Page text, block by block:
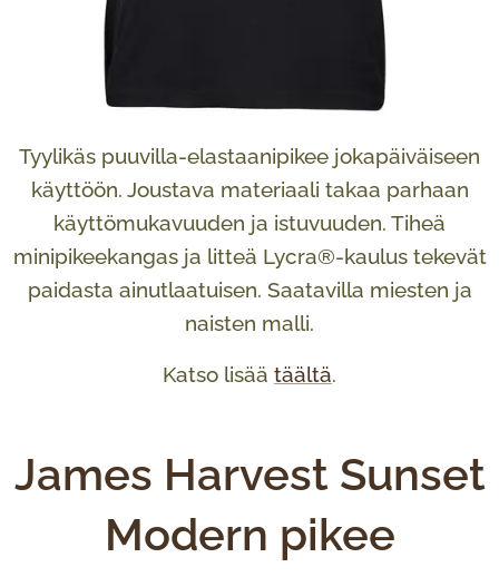
Tyylikäs puuvilla-elastaanipikee jokapäiväiseen
käyttöön. Joustava materiaali takaa parhaan
käyttömukavuuden ja istuvuuden. Tiheä
minipikeekangas ja litteä Lycra®-kaulus tekevät
paidasta ainutlaatuisen. Saatavilla miesten ja
naisten malli.
Katso lisää täältä.
James Harvest Sunset
Modern pikee